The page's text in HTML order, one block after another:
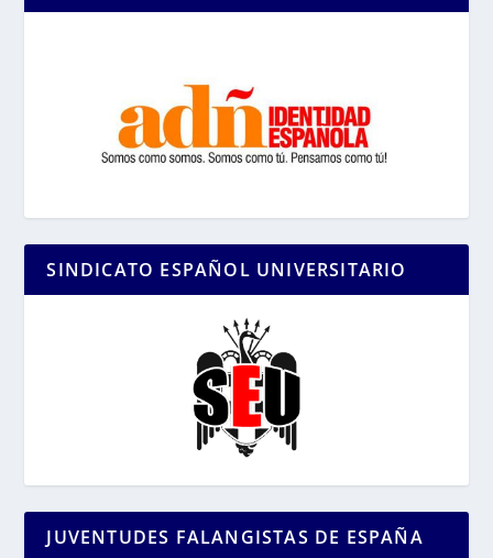
SINDICATO ESPAÑOL UNIVERSITARIO
JUVENTUDES FALANGISTAS DE ESPAÑA